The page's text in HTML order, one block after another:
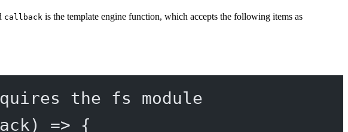
callback is the template engine function, which accepts the following items as
the fs module
) => {